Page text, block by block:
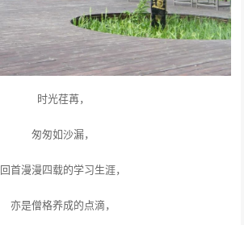
时光荏苒，
匆匆如沙漏，
回首漫漫四载的学习生涯，
亦是僧格养成的点滴，